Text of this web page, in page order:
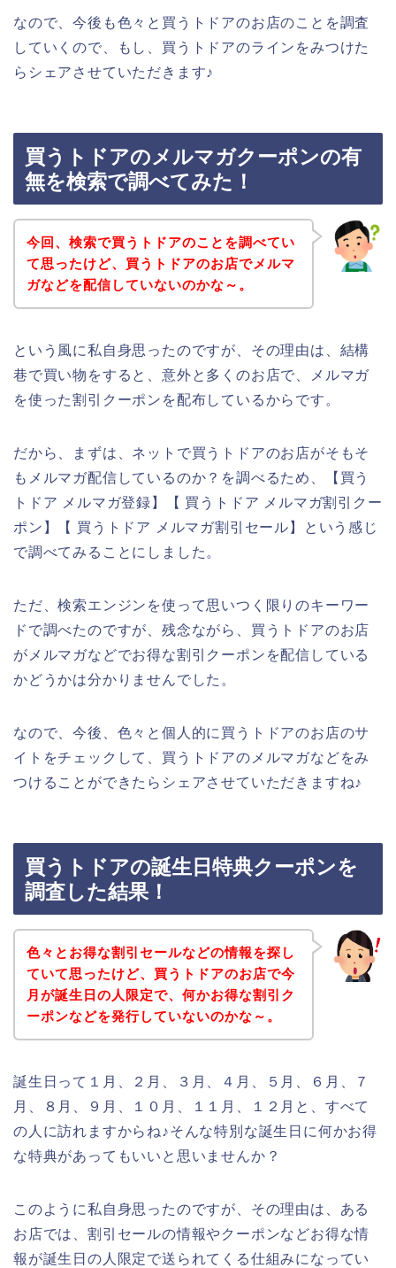
なので、今後も色々と買うトドアのお店のことを調査
していくので、もし、買うトドアのラインをみつけた
らシェアさせていただきます♪
買うトドアのメルマガクーポンの有
無を検索で調べてみた！
今回、検索で買うトドアのことを調べてい
て思ったけど、買うトドアのお店でメルマ
ガなどを配信していないのかな～。
という風に私自身思ったのですが、その理由は、結構
巷で買い物をすると、意外と多くのお店で、メルマガ
を使った割引クーポンを配布しているからです。
だから、まずは、ネットで買うトドアのお店がそもそ
もメルマガ配信しているのか？を調べるため、【買う
トドア メルマガ登録】【 買うトドア メルマガ割引クー
ポン】【 買うトドア メルマガ割引セール】という感じ
で調べてみることにしました。
ただ、検索エンジンを使って思いつく限りのキーワー
ドで調べたのですが、残念ながら、買うトドアのお店
がメルマガなどでお得な割引クーポンを配信している
かどうかは分かりませんでした。
なので、今後、色々と個人的に買うトドアのお店のサ
イトをチェックして、買うトドアのメルマガなどをみ
つけることができたらシェアさせていただきますね♪
買うトドアの誕生日特典クーポンを
調査した結果！
色々とお得な割引セールなどの情報を探し
ていて思ったけど、買うトドアのお店で今
月が誕生日の人限定で、何かお得な割引ク
ーポンなどを発行していないのかな～。
誕生日って１月、２月、３月、４月、５月、６月、７
月、８月、９月、１０月、１１月、１２月と、すべて
の人に訪れますからね♪そんな特別な誕生日に何かお得
な特典があってもいいと思いませんか？
このように私自身思ったのですが、その理由は、ある
お店では、割引セールの情報やクーポンなどお得な情
報が誕生日の人限定で送られてくる仕組みになってい